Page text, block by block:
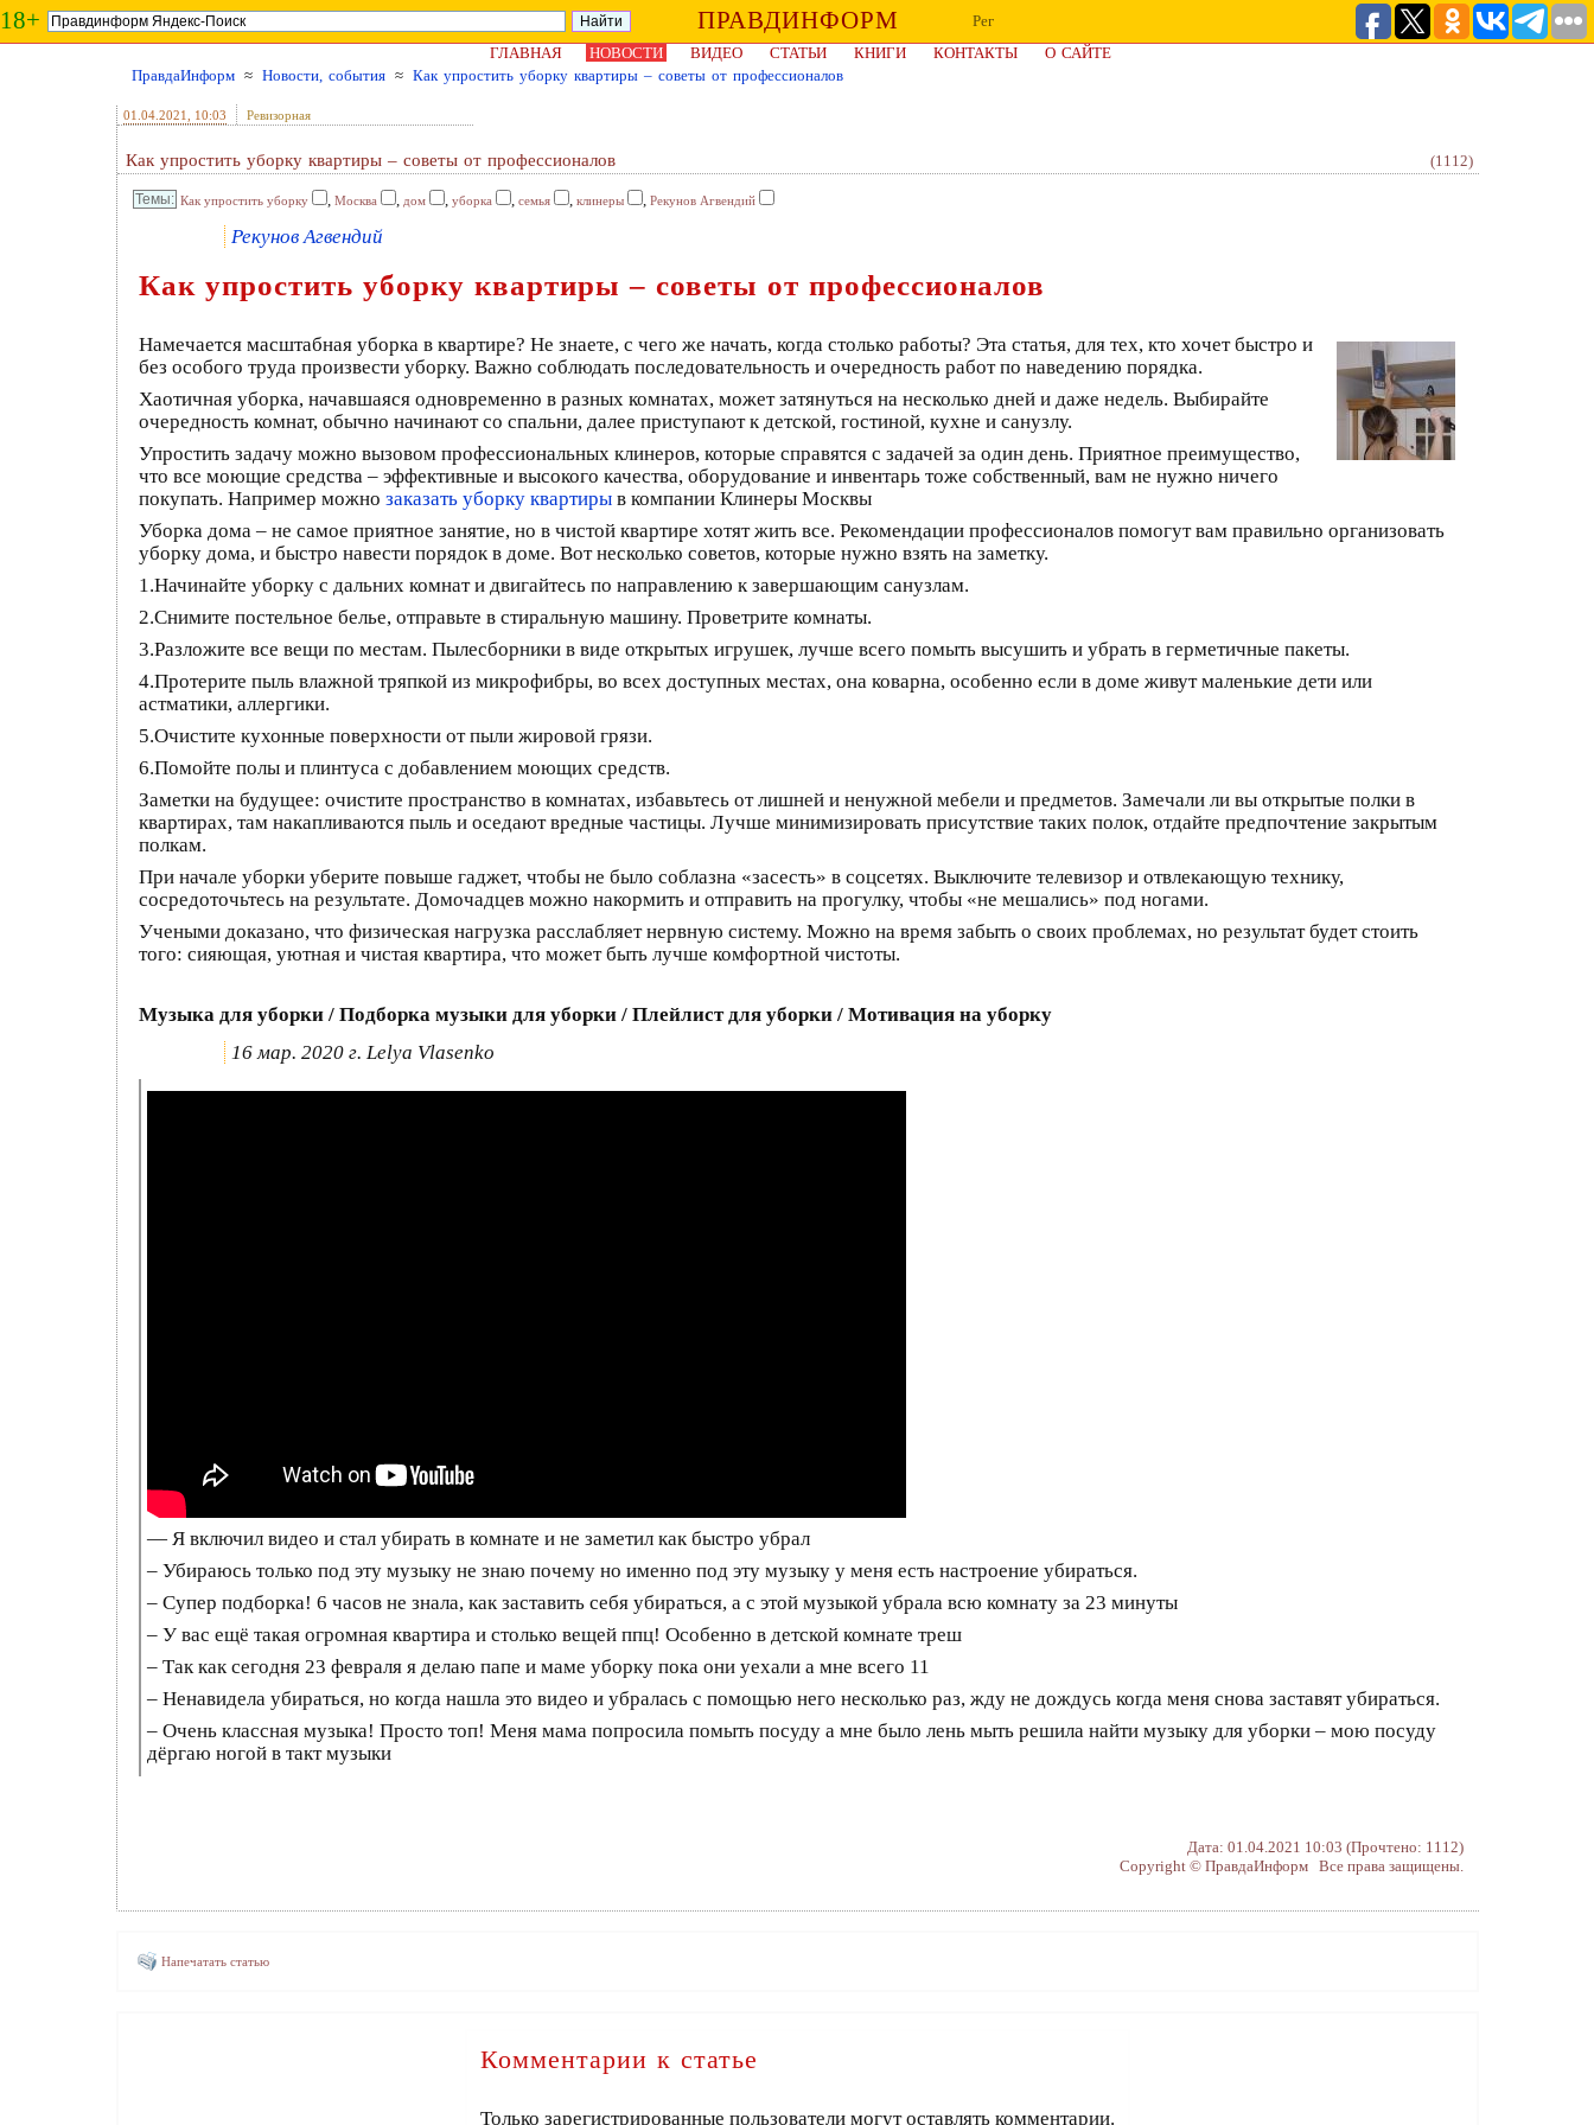
18+ ПРАВДИНФОРМ
Рег
ГЛАВНАЯ
НОВОСТИ ВИДЕО СТАТЬИ КНИГИ КОНТАКТЫ
О САЙТЕ
ПравдаИнформ ≈ Новости, события ≈ Как упростить уборку квартиры – советы от профессионалов
01.04.2021 , 10:03 Ревизорная
Как упростить уборку квартиры – советы от профессионалов (1112)
Как упростить уборку , Москва , дом , уборка , семья , клинеры , Рекунов Агвендий
Рекунов Агвендий
Как упростить уборку квартиры – советы от профессионалов
Намечается масштабная уборка в квартире? Не знаете, с чего же начать, когда столько работы? Эта статья, для тех, кто хочет быстро и
без особого труда произвести уборку. Важно соблюдать последовательность и очередность работ по наведению порядка.
Хаотичная уборка, начавшаяся одновременно в разных комнатах, может затянуться на несколько дней и даже недель. Выбирайте
очередность комнат, обычно начинают со спальни, далее приступают к детской, гостиной, кухне и санузлу.
Упростить задачу можно вызовом профессиональных клинеров, которые справятся с задачей за один день. Приятное преимущество,
что все моющие средства – эффективные и высокого качества, оборудование и инвентарь тоже собственный, вам не нужно ничего
покупать. Например можно заказать уборку квартиры в компании Клинеры Москвы
Уборка дома – не самое приятное занятие, но в чистой квартире хотят жить все. Рекомендации профессионалов помогут вам правильно организовать
уборку дома, и быстро навести порядок в доме. Вот несколько советов, которые нужно взять на заметку.
1.Начинайте уборку с дальних комнат и двигайтесь по направлению к завершающим санузлам.
2.Снимите постельное белье, отправьте в стиральную машину. Проветрите комнаты.
3.Разложите все вещи по местам. Пылесборники в виде открытых игрушек, лучше всего помыть высушить и убрать в герметичные пакеты.
4.Протерите пыль влажной тряпкой из микрофибры, во всех доступных местах, она коварна, особенно если в доме живут маленькие дети или
астматики, аллергики.
5.Очистите кухонные поверхности от пыли жировой грязи.
6.Помойте полы и плинтуса с добавлением моющих средств.
Заметки на будущее: очистите пространство в комнатах, избавьтесь от лишней и ненужной мебели и предметов. Замечали ли вы открытые полки в
квартирах, там накапливаются пыль и оседают вредные частицы. Лучше минимизировать присутствие таких полок, отдайте предпочтение закрытым
полкам.
При начале уборки уберите повыше гаджет, чтобы не было соблазна «засесть» в соцсетях. Выключите телевизор и отвлекающую технику,
сосредоточьтесь на результате. Домочадцев можно накормить и отправить на прогулку, чтобы «не мешались» под ногами.
Учеными доказано, что физическая нагрузка расслабляет нервную систему. Можно на время забыть о своих проблемах, но результат будет стоить
того: сияющая, уютная и чистая квартира, что может быть лучше комфортной чистоты.
Музыка для уборки / Подборка музыки для уборки / Плейлист для уборки / Мотивация на уборку
16 мар. 2020 г. Lelya Vlasenko
— Я включил видео и стал убирать в комнате и не заметил как быстро убрал
– Убираюсь только под эту музыку не знаю почему но именно под эту музыку у меня есть настроение убираться.
– Супер подборка! 6 часов не знала, как заставить себя убираться, а с этой музыкой убрала всю комнату за 23 минуты
– У вас ещё такая огромная квартира и столько вещей ппц! Особенно в детской комнате треш
– Так как сегодня 23 февраля я делаю папе и маме уборку пока они уехали а мне всего 11
– Ненавидела убираться, но когда нашла это видео и убралась с помощью него несколько раз, жду не дождусь когда меня снова заставят убираться.
– Очень классная музыка! Просто топ! Меня мама попросила помыть посуду а мне было лень мыть решила найти музыку для уборки – мою посуду
дёргаю ногой в такт музыки
Дата: 01.04.2021 10:03 (Прочтено: 1112)
Copyright © ПравдаИнформ Все права защищены.
Напечатать статью
Комментарии к статье
Только зарегистрированные пользователи могут оставлять комментарии.